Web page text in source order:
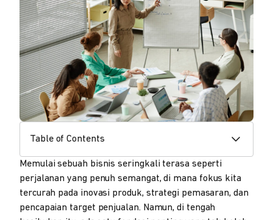
Table of Contents
Memulai sebuah bisnis seringkali terasa seperti
perjalanan yang penuh semangat, di mana fokus kita
tercurah pada inovasi produk, strategi pemasaran, dan
pencapaian target penjualan. Namun, di tengah